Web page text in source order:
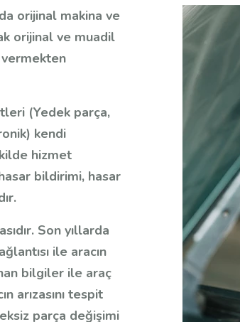
orijinal makina ve
orijinal ve muadil
(Yedek parça,
kendi
hizmet
bildirimi, hasar
Son yıllarda
ile aracın
bilgiler ile araç
arızasını tespit
parça değişimi